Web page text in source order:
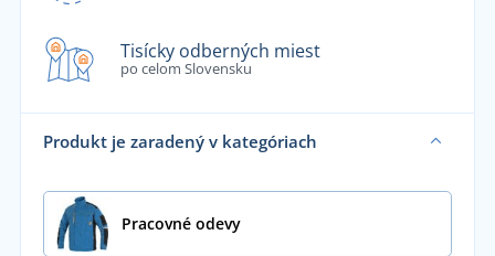
Tisícky odberných miest
po celom Slovensku
Produkt je zaradený v kategóriach
Pracovné odevy